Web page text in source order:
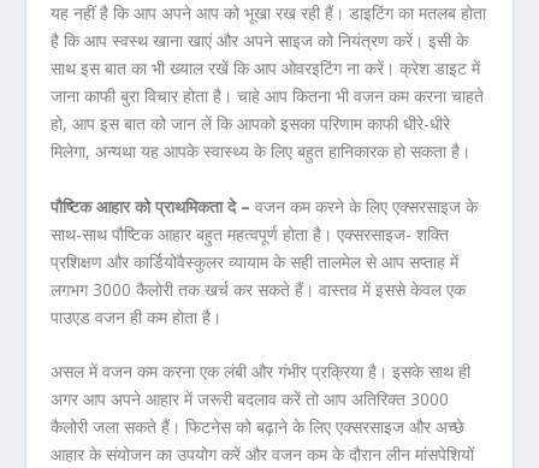
यह नहीं है कि आप अपने आप को भूखा रख रही हैं। डाइटिंग का मतलब होता
है कि आप स्वस्थ खाना खाएं और अपने साइज को नियंत्रण करें। इसी के
साथ इस बात का भी ख्याल रखें कि आप ओवरइटिंग ना करें। क्रेश डाइट में
जाना काफी बुरा विचार होता है। चाहे आप कितना भी वजन कम करना चाहते
हो, आप इस बात को जान लें कि आपको इसका परिणाम काफी धीरे-धीरे
मिलेगा, अन्यथा यह आपके स्वास्थ्य के लिए बहुत हानिकारक हो सकता है।
पौष्टिक आहार को प्राथमिकता दे – वजन कम करने के लिए एक्‍सरसाइज के
साथ-साथ पौष्टिक आहार बहुत महत्‍वपूर्ण होता है। एक्‍सरसाइज- शक्ति
प्रशिक्षण और कार्डियोवैस्कुलर व्‍यायाम के सही तालमेल से आप सप्‍ताह में
लगभग 3000 कैलोरी तक खर्च कर सकते हैं। वास्‍तव में इससे केवल एक
पाउएड वजन ही कम होता है।
असल में वजन कम करना एक लंबी और गंभीर प्रक्रिया है। इसके साथ ही
अगर आप अपने आहार में जरूरी बदलाव करें तो आप अतिरिक्‍त 3000
कैलोरी जला सकते हैं। फिटनेस को बढ़ाने के लिए एक्‍सरसाइज और अच्‍छे
आहार के संयोजन का उपयोग करें और वजन कम के दौरान लीन मांसपेशियों